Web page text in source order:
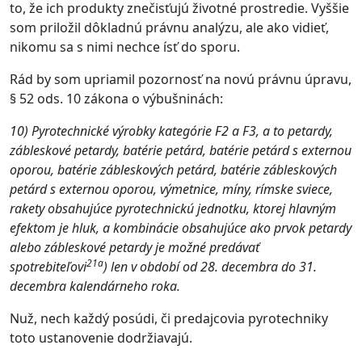
to, že ich produkty znečisťujú životné prostredie. Vyššie
som priložil dôkladnú právnu analýzu, ale ako vidieť,
nikomu sa s nimi nechce ísť do sporu.
Rád by som upriamil pozornosť na novú právnu úpravu,
§ 52 ods. 10 zákona o výbušninách:
10) Pyrotechnické výrobky kategórie F2 a F3, a to petardy,
zábleskové petardy, batérie petárd, batérie petárd s externou
oporou, batérie zábleskových petárd, batérie zábleskových
petárd s externou oporou, výmetnice, míny, rímske sviece,
rakety obsahujúce pyrotechnickú jednotku, ktorej hlavným
efektom je hluk, a kombinácie obsahujúce ako prvok petardy
alebo zábleskové petardy je možné predávať
spotrebiteľovi21a) len v období od 28. decembra do 31.
decembra kalendárneho roka.
Nuž, nech každý posúdi, či predajcovia pyrotechniky
toto ustanovenie dodržiavajú.